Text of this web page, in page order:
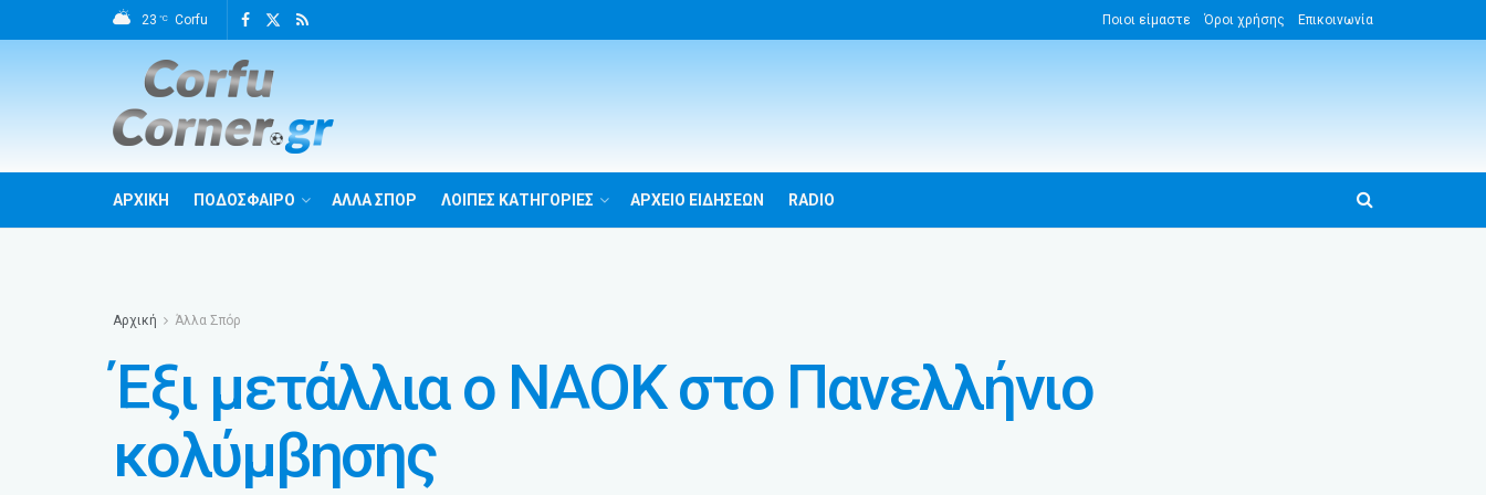
23 °C Corfu Ποιοι είμαστε Όροι χρήσης Επικοινωνία
ΑΡΧΙΚΗ ΠΟΔΟΣΦΑΙΡΟ ΑΛΛΑ ΣΠΟΡ ΛΟΙΠΕΣ ΚΑΤΗΓΟΡΙΕΣ ΑΡΧΕΙΟ ΕΙΔΗΣΕΩΝ RADIO
Αρχική Άλλα Σπόρ
Έξι μετάλλια ο ΝΑΟΚ στο Πανελλήνιο
κολύμβησης